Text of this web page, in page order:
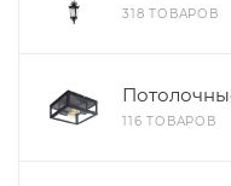
318 ТОВАРОВ
116 ТОВАРОВ